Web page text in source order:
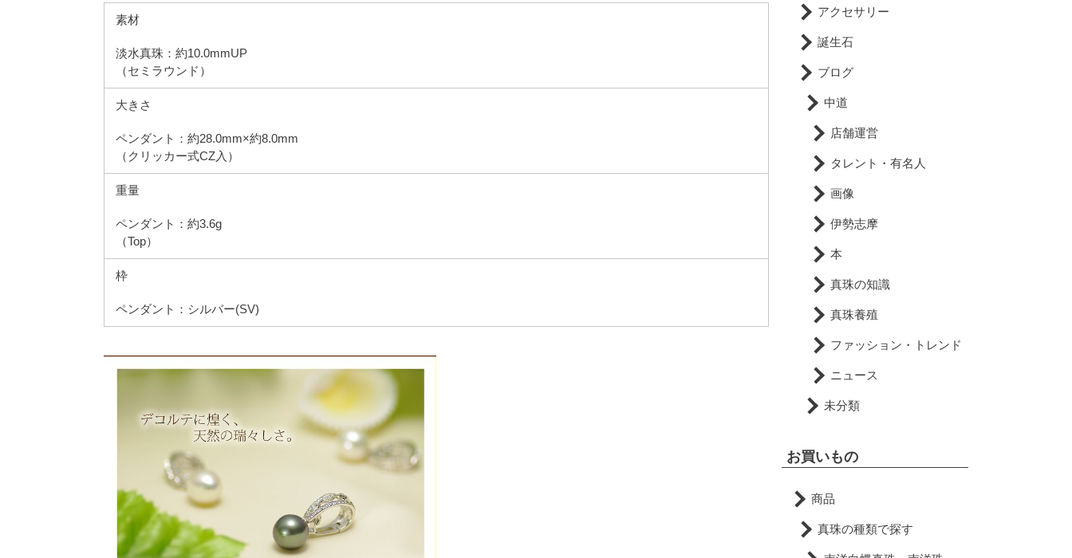
素材
淡水真珠：約10.0mmUP
（セミラウンド）
大きさ
ペンダント：約28.0mm×約8.0mm
（クリッカー式CZ入）
重量
ペンダント：約3.6g
（Top）
枠
ペンダント：シルバー(SV)
アクセサリー
誕生石
ブログ
中道
店舗運営
タレント・有名人
画像
伊勢志摩
本
真珠の知識
真珠養殖
ファッション・トレンド
ニュース
未分類
お買いもの
商品
真珠の種類で探す